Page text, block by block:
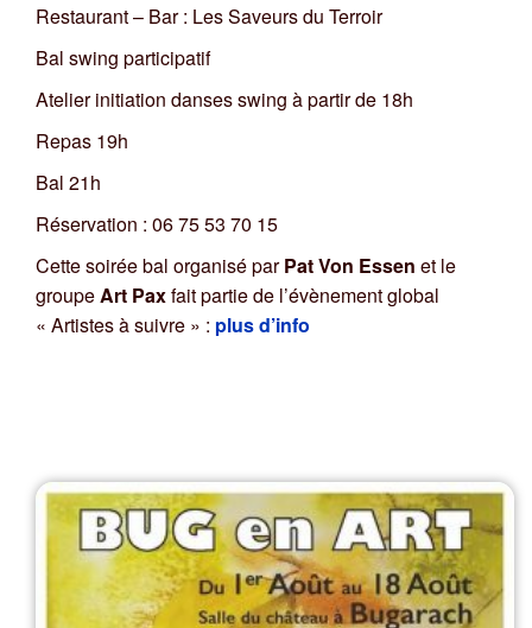
Restaurant – Bar : Les Saveurs du Terroir
Bal swing participatif
Atelier initiation danses swing à partir de 18h
Repas 19h
Bal 21h
Réservation : 06 75 53 70 15
Cette soirée bal organisé parPat Von Essen et le
groupeArt Paxfait partie de l’évènement global
« Artistes à suivre » : plus d’info